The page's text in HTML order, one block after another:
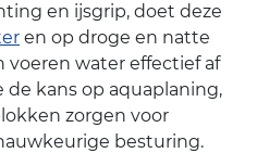
en ijsgrip, doet deze
en op droge en natte
voeren water effectief af
kans op aquaplaning,
zorgen voor
besturing.